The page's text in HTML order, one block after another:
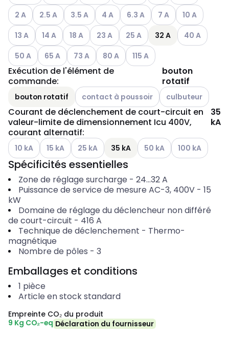
Autres variantes (combinaison actuelle impossible)
2 A Autres variantes (combinaison actuelle impossible)
2.5 A Autres variantes (combinaison actuelle
3.5 A Autres variantes (combinaison
4 A Autres variantes
6.3 A Autres variantes
7 A Autres
10 A
Autres variantes (combinaison actuelle impossible)
13 A Autres variantes (combinaison actuelle impossible)
14 A Autres variantes (combinaison actuelle
18 A Autres variantes (combinaison
23 A Autres variantes
25 A 32 A Autres
40 A
Autres variantes (combinaison actuelle impossible)
50 A Autres variantes (combinaison actuelle impossible)
65 A Autres variantes (combinaison actuelle
73 A Autres variantes (combinaison
80 A Autres variantes
115 A
Exécution de l'élément de
commande:
bouton
rotatif
bouton rotatif Autres variantes (combinaison actuelle
contact à poussoir Autres variantes
culbuteur
Courant de déclenchement de court-circuit en
valeur-limite de dimensionnement Icu 400V,
courant alternatif:
35
kA
Autres variantes (combinaison actuelle impossible)
10 kA Autres variantes (combinaison actuelle impossible)
15 kA Autres variantes (combinaison actuelle
25 kA 35 kA Autres variantes
50 kA Autres
100 kA
Spécificités essentielles
Zone de réglage surcharge - 24...32A
Puissance de service de mesure AC-3, 400V- 15
kW
Domaine de réglage du déclencheur non différé
de court-circuit - 416 A
Technique de déclenchement - Thermo-
magnétique
Nombre de pôles - 3
Emballages et conditions
1 pièce
Article en stock standard
Empreinte CO₂ du produit
9 Kg CO₂-eq Déclaration du fournisseur